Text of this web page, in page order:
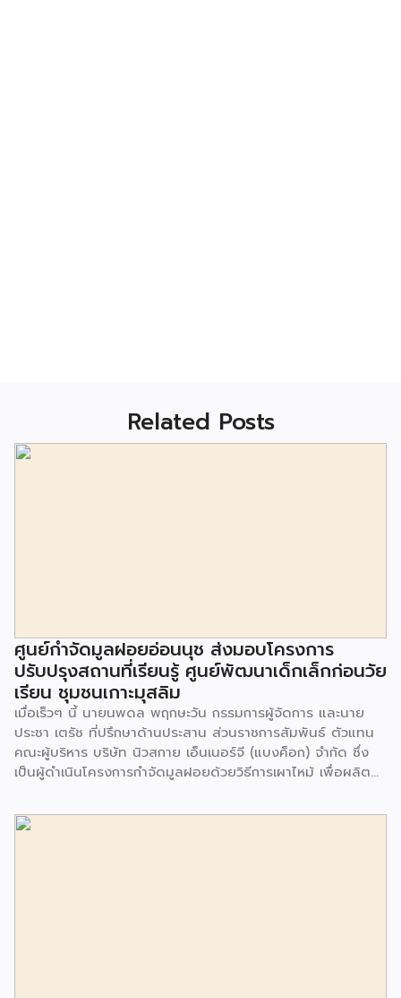
Related Posts
ศูนย์กำจัดมูลฝอยอ่อนนุช ส่งมอบโครงการ
ปรับปรุงสถานที่เรียนรู้ ศูนย์พัฒนาเด็กเล็กก่อนวัย
เรียน ชุมชนเกาะมุสลิม
เมื่อเร็วๆ นี้ นายนพดล พฤกษะวัน กรรมการผู้จัดการ และนาย
ประชา เตรัช ที่ปรึกษาด้านประสาน ส่วนราชการสัมพันธ์ ตัวแทน
คณะผู้บริหาร บริษัท นิวสกาย เอ็นเนอร์จี (แบงค็อก) จํากัด ซึ่ง
เป็นผู้ดำเนินโครงการกำจัดมูลฝอยด้วยวิธีการเผาไหม้ เพื่อผลิต
มูลฝอยอ่อนนุช เป็นประธานในพิธีส่งมอบโครงการปรับปรุงสถาน
ที่เรียนรู้ ศูนย์พัฒนาเด็กเล็ก ก่อนวัยเรียน ชุมชนเกาะมุสลิม แขวง